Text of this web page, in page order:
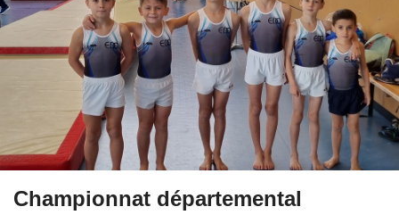
Championnat départemental